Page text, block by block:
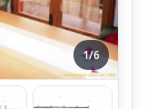
1/6